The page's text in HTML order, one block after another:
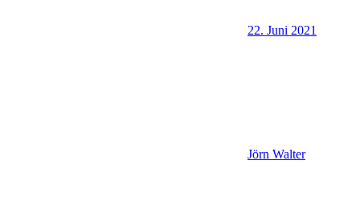
22. Juni 2021
Jörn Walter